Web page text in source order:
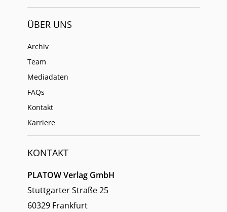
ÜBER UNS
Archiv
Team
Mediadaten
FAQs
Kontakt
Karriere
KONTAKT
PLATOW Verlag GmbH
Stuttgarter Straße 25
60329 Frankfurt